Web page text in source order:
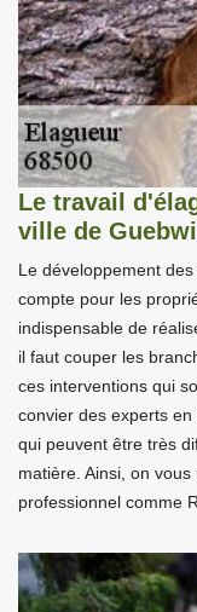
Le travail
ville de
Le développement
compte pour les
indispensable de
il faut couper les
ces interventions qui
convier des experts
qui peuvent être très
matière. Ainsi, on
professionnel comme